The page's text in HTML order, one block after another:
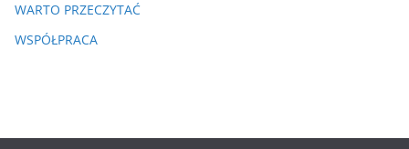
WARTO PRZECZYTAĆ
WSPÓŁPRACA